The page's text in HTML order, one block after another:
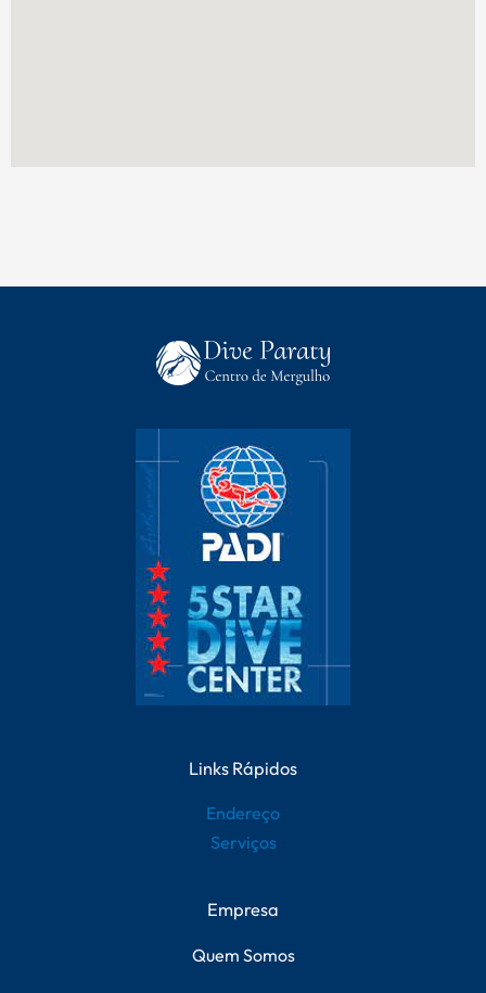
Links Rápidos
Endereço
Serviços
Empresa
Quem Somos